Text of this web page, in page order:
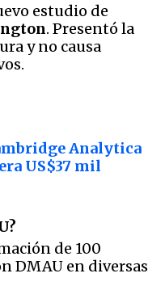
estudio de
. Presentó la
y no causa
Analytica
US$37 mil
de 100
DMAU en diversas